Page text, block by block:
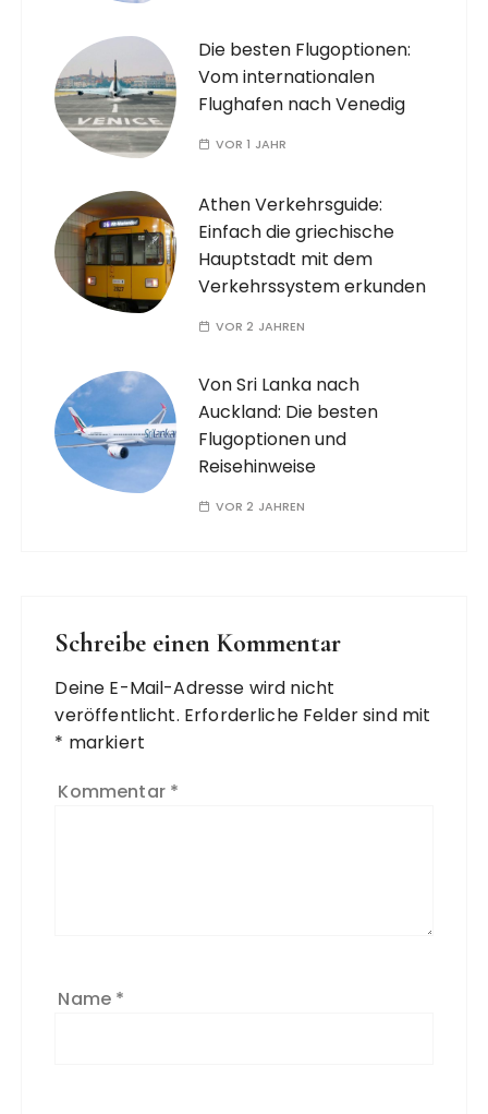
Die besten Flugoptionen:
Vom internationalen
Flughafen nach Venedig
VOR 1 JAHR
Athen Verkehrsguide:
Einfach die griechische
Hauptstadt mit dem
Verkehrssystem erkunden
VOR 2 JAHREN
Von Sri Lanka nach
Auckland: Die besten
Flugoptionen und
Reisehinweise
VOR 2 JAHREN
Schreibe einen Kommentar
Deine E-Mail-Adresse wird nicht
veröffentlicht. Erforderliche Felder sind mit
* markiert
Kommentar *
Name *